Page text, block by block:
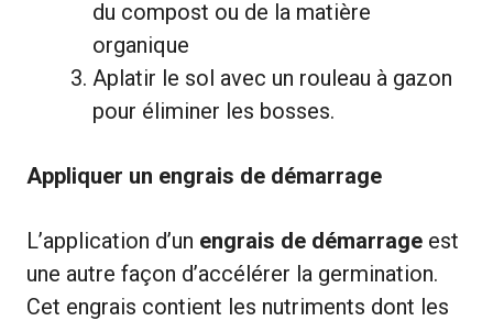
du compost ou de la matière
organique
Aplatir le sol avec un rouleau à gazon
pour éliminer les bosses.
Appliquer un engrais de démarrage
L’application d’un engrais de démarrage est
une autre façon d’accélérer la germination.
Cet engrais contient les nutriments dont les